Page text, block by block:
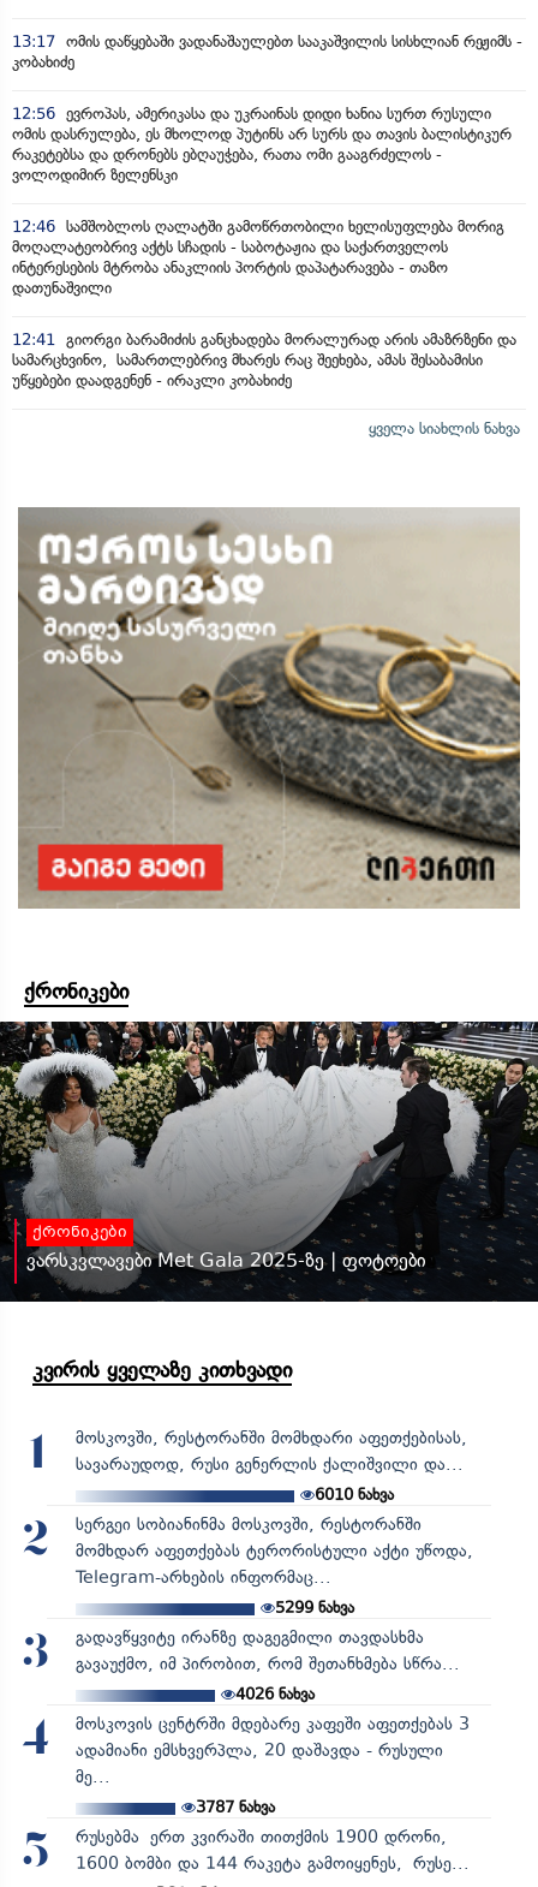
13:17 ომის დაწყებაში ვადანაშაულებთ სააკაშვილის სისხლიან რეჟიმს -
კობახიძე
12:56 ევროპას, ამერიკასა და უკრაინას დიდი ხანია სურთ რუსული
ომის დასრულება, ეს მხოლოდ პუტინს არ სურს და თავის ბალისტიკურ
რაკეტებსა და დრონებს ებღაუჭება, რათა ომი გააგრძელოს -
ვოლოდიმირ ზელენსკი
12:46 სამშობლოს ღალატში გამოწრთობილი ხელისუფლება მორიგ
მოღალატეობრივ აქტს სჩადის - საბოტაჟია და საქართველოს
ინტერესების მტრობა ანაკლიის პორტის დაპატარავება - თაზო
დათუნაშვილი
12:41
გიორგი ბარამიძის განცხადება მორალურად არის ამაზრზენი და
სამარცხვინო, სამართლებრივ მხარეს რაც შეეხება, ამას შესაბამისი
უწყებები დაადგენენ - ირაკლი კობახიძე
ყველა სიახლის ნახვა
ქრონიკები
ქრონიკები
ვარსკვლავები Met Gala 2025-ზე | ფოტოები
კვირის ყველაზე კითხვადი
1
მოსკოვში, რესტორანში მომხდარი აფეთქებისას,
სავარაუდოდ, რუსი გენერლის ქალიშვილი და...
6010ნახვა
2
სერგეი სობიანინმა მოსკოვში, რესტორანში
მომხდარ აფეთქებას ტერორისტული აქტი უწოდა,
Telegram-არხების ინფორმაც...
5299ნახვა
3
გადავწყვიტე ირანზე დაგეგმილი თავდასხმა
გავაუქმო, იმ პირობით, რომ შეთანხმება სწრა...
4026ნახვა
4
მოსკოვის ცენტრში მდებარე კაფეში აფეთქებას 3
ადამიანი ემსხვერპლა, 20 დაშავდა - რუსული
მე...
3787ნახვა
5
რუსებმა ერთ კვირაში თითქმის 1900 დრონი,
1600 ბომბი და 144 რაკეტა გამოიყენეს, რუსე...